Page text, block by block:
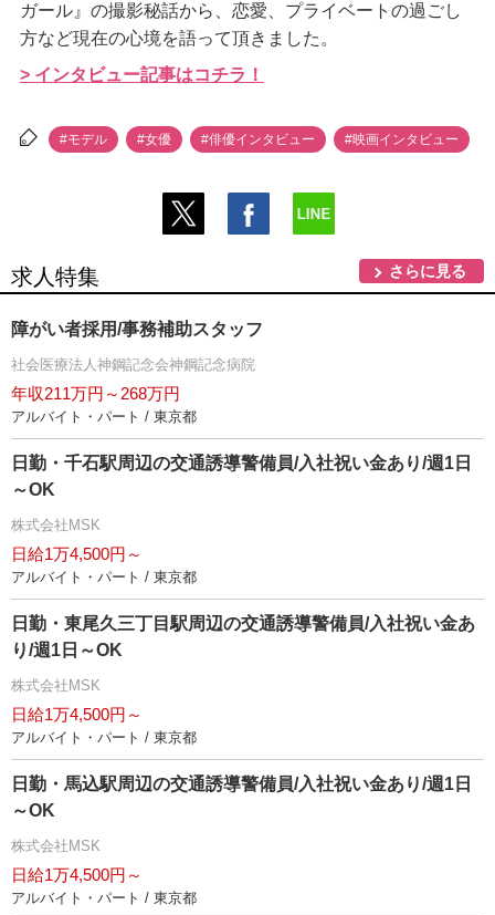
ガール』の撮影秘話から、恋愛、プライベートの過ごし
方など現在の心境を語って頂きました。
> インタビュー記事はコチラ！
#モデル #女優 #俳優インタビュー #映画インタビュー
求人特集 さらに見る
障がい者採用/事務補助スタッフ
社会医療法人神鋼記念会神鋼記念病院
年収211万円～268万円
アルバイト・パート / 東京都
日勤・千石駅周辺の交通誘導警備員/入社祝い金あり/週1日
～OK
株式会社MSK
日給1万4,500円～
アルバイト・パート / 東京都
日勤・東尾久三丁目駅周辺の交通誘導警備員/入社祝い金あ
り/週1日～OK
株式会社MSK
日給1万4,500円～
アルバイト・パート / 東京都
日勤・馬込駅周辺の交通誘導警備員/入社祝い金あり/週1日
～OK
株式会社MSK
日給1万4,500円～
アルバイト・パート / 東京都